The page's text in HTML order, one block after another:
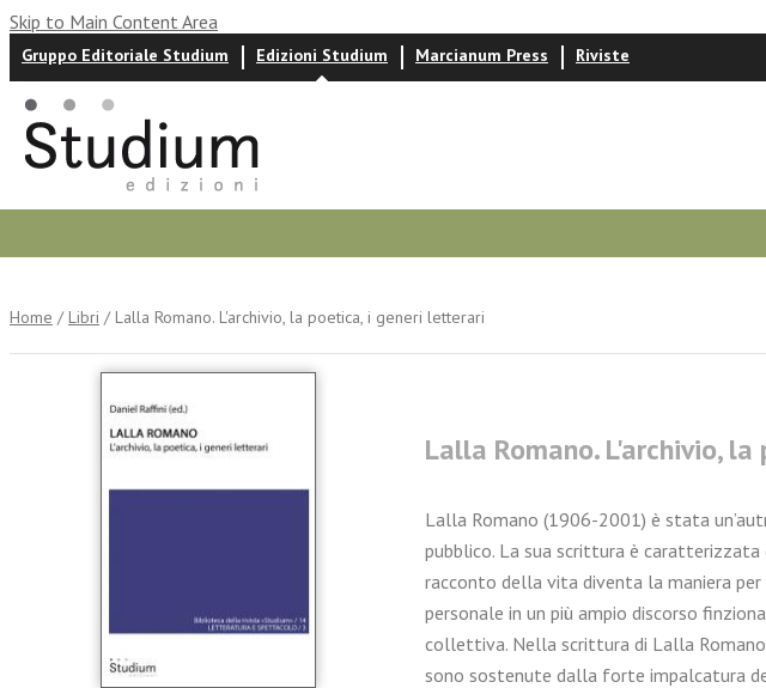
Skip to Main Content Area
Gruppo Editoriale Studium Edizioni Studium Marcianum Press Riviste
Home / Libri / Lalla Romano. L'archivio, la poetica, i generi letterari
Lalla Romano. L'archivio,
Lalla Romano (1906-2001) è stata
pubblico. La sua scrittura è
racconto della vita diventa la maniera
personale in un più ampio discorso
collettiva. Nella scrittura di Lalla
sono sostenute dalla forte impalcatura